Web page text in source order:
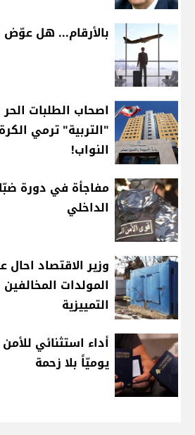
بالأرقام... هل عوّض
اصحاب الطلبات الحر
"التربية" ترمي
النواب!
مفاجأة في دورة
الداخلي
وزير الاقتصاد
المولدات المخالفين
التمييزية
يوميّاً بلا زحمة